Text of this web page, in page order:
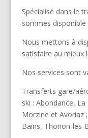
Spécialisé dans le
sommes disponible
Nous mettons à
satisfaire au mieux
Nos services sont
Transferts gare/
ski : Abondance, La
Morzine et Avoriaz
Bains, Thonon-les-